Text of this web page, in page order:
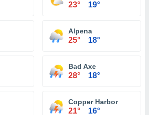
23° 19°
Alpena
25° 18°
Bad Axe
28° 18°
Copper Harbor
21° 16°